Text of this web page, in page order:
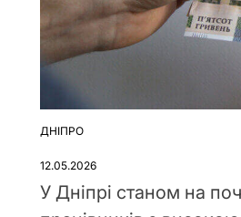
ОПУБЛІКУВАТИ
ДНІПРО
12.05.2026
У Дніпрі станом на